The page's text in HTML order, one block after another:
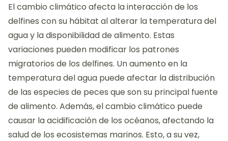
El cambio climático afecta la interacción de los
delfines con su hábitat al alterar la temperatura del
agua y la disponibilidad de alimento. Estas
variaciones pueden modificar los patrones
migratorios de los delfines. Un aumento en la
temperatura del agua puede afectar la distribución
de las especies de peces que son su principal fuente
de alimento. Además, el cambio climático puede
causar la acidificación de los océanos, afectando la
salud de los ecosistemas marinos. Esto, a su vez,